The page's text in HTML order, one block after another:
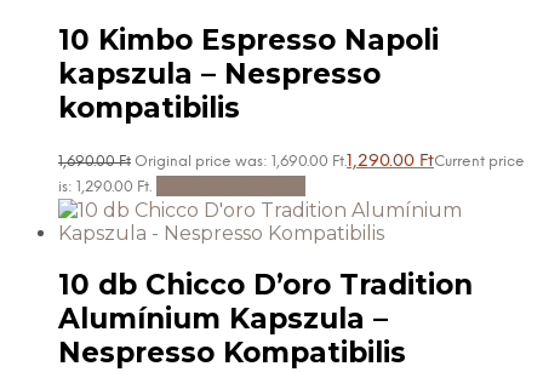
10 Kimbo Espresso Napoli
kapszula – Nespresso
kompatibilis
1,690.00Ft Original price was: 1,690.00 Ft.1,290.00 FtCurrent price
is: 1,290.00 Ft.
10 db Chicco D’oro Tradition
Alumínium Kapszula –
Nespresso Kompatibilis